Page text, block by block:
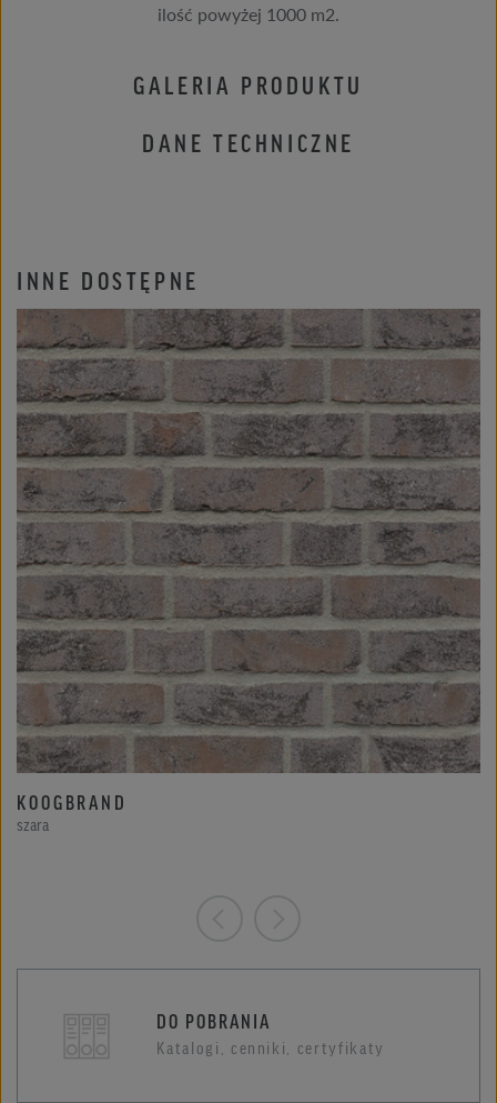
ilość powyżej 1000 m2.
GALERIA PRODUKTU
DANE TECHNICZNE
INNE DOSTĘPNE
KOOGBRAND
szara
DO POBRANIA
Katalogi, cenniki, certyfikaty